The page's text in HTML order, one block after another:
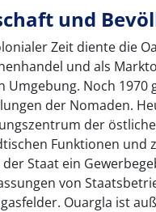
und
Zeit diente die
und als
Umgebung. Noch
der Nomaden.
der
Funktionen und
Staat ein
von
Ouargla ist